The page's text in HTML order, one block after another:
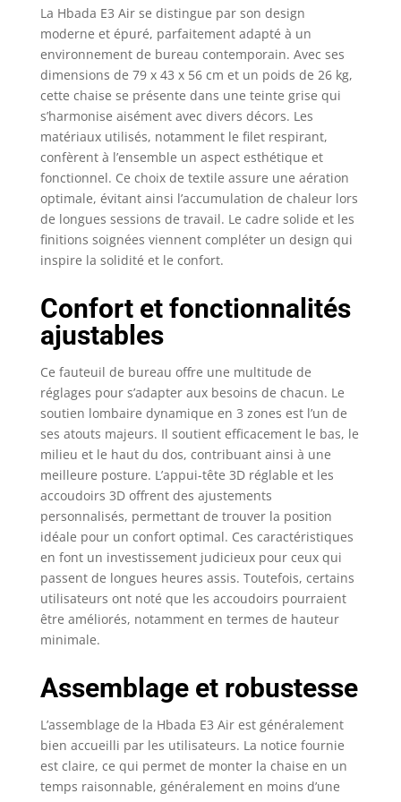
bureau offre une
inclinaison jusqu’à
140° et une
profondeur de siège
ajustable. Idéal pour
des journées de travail
prolongées sans
fatigue. Système de
Soutien en T Breveté:
Exclusivité Hbada, le
chaise Hbada E3 Air
élimine les « 3
douleurs de la position
assise » grâce à son
crans (déplacement
vertical de 7 cm). Son
synchronisé s’adapte
automatiquement à
votre morphologie.
Réglé en position
maximale, il se
réinitialise
intelligemment pour
un usage intuitif.
Soutien Lombaire
Élastique 3 Zones: La
chaise de bureau
Hbada E3 Air
révolutionne le confort
dorsal : son coussin
interne/externe de
40°, ajustement
cm et vertical de 4 cm)
épouse
dynamiquement votre
cambrure. Un système
La Hbada E3 Air se distingue par son design
moderne et épuré, parfaitement adapté à un
environnement de bureau contemporain. Avec ses
dimensions de 79 x 43 x 56 cm et un poids de 26 kg,
cette chaise se présente dans une teinte grise qui
s’harmonise aisément avec divers décors. Les
matériaux utilisés, notamment le filet respirant,
confèrent à l’ensemble un aspect esthétique et
fonctionnel. Ce choix de textile assure une aération
optimale, évitant ainsi l’accumulation de chaleur lors
de longues sessions de travail. Le cadre solide et les
finitions soignées viennent compléter un design qui
inspire la solidité et le confort.
Confort et fonctionnalités
ajustables
Ce fauteuil de bureau offre une multitude de
réglages pour s’adapter aux besoins de chacun. Le
soutien lombaire dynamique en 3 zones est l’un de
ses atouts majeurs. Il soutient efficacement le bas, le
milieu et le haut du dos, contribuant ainsi à une
meilleure posture. L’appui-tête 3D réglable et les
accoudoirs 3D offrent des ajustements
personnalisés, permettant de trouver la position
idéale pour un confort optimal. Ces caractéristiques
en font un investissement judicieux pour ceux qui
passent de longues heures assis. Toutefois, certains
utilisateurs ont noté que les accoudoirs pourraient
être améliorés, notamment en termes de hauteur
minimale.
Assemblage et robustesse
L’assemblage de la Hbada E3 Air est généralement
bien accueilli par les utilisateurs. La notice fournie
est claire, ce qui permet de monter la chaise en un
temps raisonnable, généralement en moins d’une